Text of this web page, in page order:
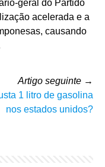
geral do Partido
acelerada e a
causando
Artigo seguinte →
1 litro de gasolina
nos estados unidos?